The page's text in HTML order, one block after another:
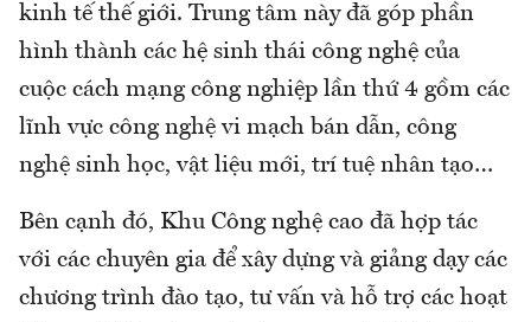
kinh tế thế giới. Trung tâm này đã góp phần
hình thành các hệ sinh thái công nghệ của
cuộc cách mạng công nghiệp lần thứ 4 gồm các
lĩnh vực công nghệ vi mạch bán dẫn, công
nghệ sinh học, vật liệu mới, trí tuệ nhân tạo…
Bên cạnh đó, Khu Công nghệ cao đã hợp tác
với các chuyên gia để xây dựng và giảng dạy các
chương trình đào tạo, tư vấn và hỗ trợ các hoạt